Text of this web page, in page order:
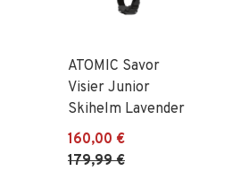
ATOMIC Savor
Visier Junior
Skihelm Lavender
160,00 €
179,99 €